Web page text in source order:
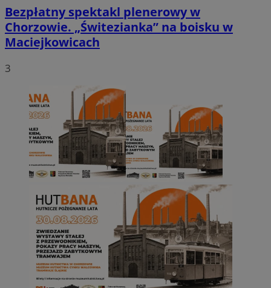
Bezpłatny spektakl plenerowy w
Chorzowie. „Świtezianka” na boisku w
Maciejkowicach
3